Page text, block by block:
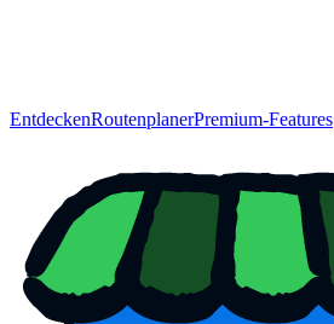
EntdeckenRoutenplanerPremium-Features